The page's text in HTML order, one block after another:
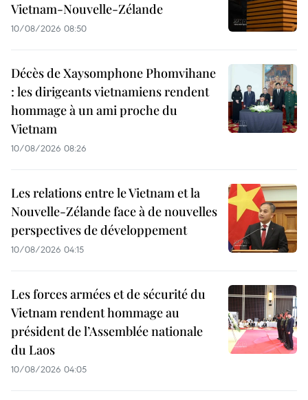
Vietnam-Nouvelle-Zélande
10/08/2026 08:50
Décès de Xaysomphone Phomvihane
: les dirigeants vietnamiens rendent
hommage à un ami proche du
Vietnam
10/08/2026 08:26
Les relations entre le Vietnam et la
Nouvelle-Zélande face à de nouvelles
perspectives de développement
10/08/2026 04:15
Les forces armées et de sécurité du
Vietnam rendent hommage au
président de l’Assemblée nationale
du Laos
10/08/2026 04:05